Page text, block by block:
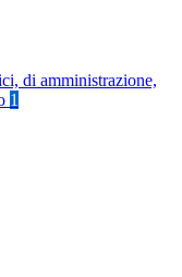
di amministrazione,
1